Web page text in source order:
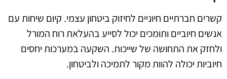
קשרים חברתיים חיוניים לחיזוק ביטחון עצמי. קיום שיחות עם
אנשים חיוביים ותומכים יכול לסייע בהעלאת רוח המורל
ולחזק את התחושה של שייכות. השקעה במערכות יחסים
חיוביות יכולה להוות מקור לתמיכה ולביטחון.